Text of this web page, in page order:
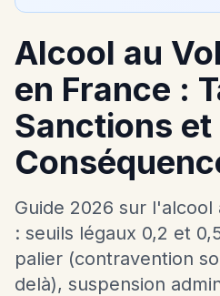
Alcool au
en France :
Sanctions
Guide 2026 sur l'alcool
: seuils légaux 0,2 et
palier (contravention
delà), suspension